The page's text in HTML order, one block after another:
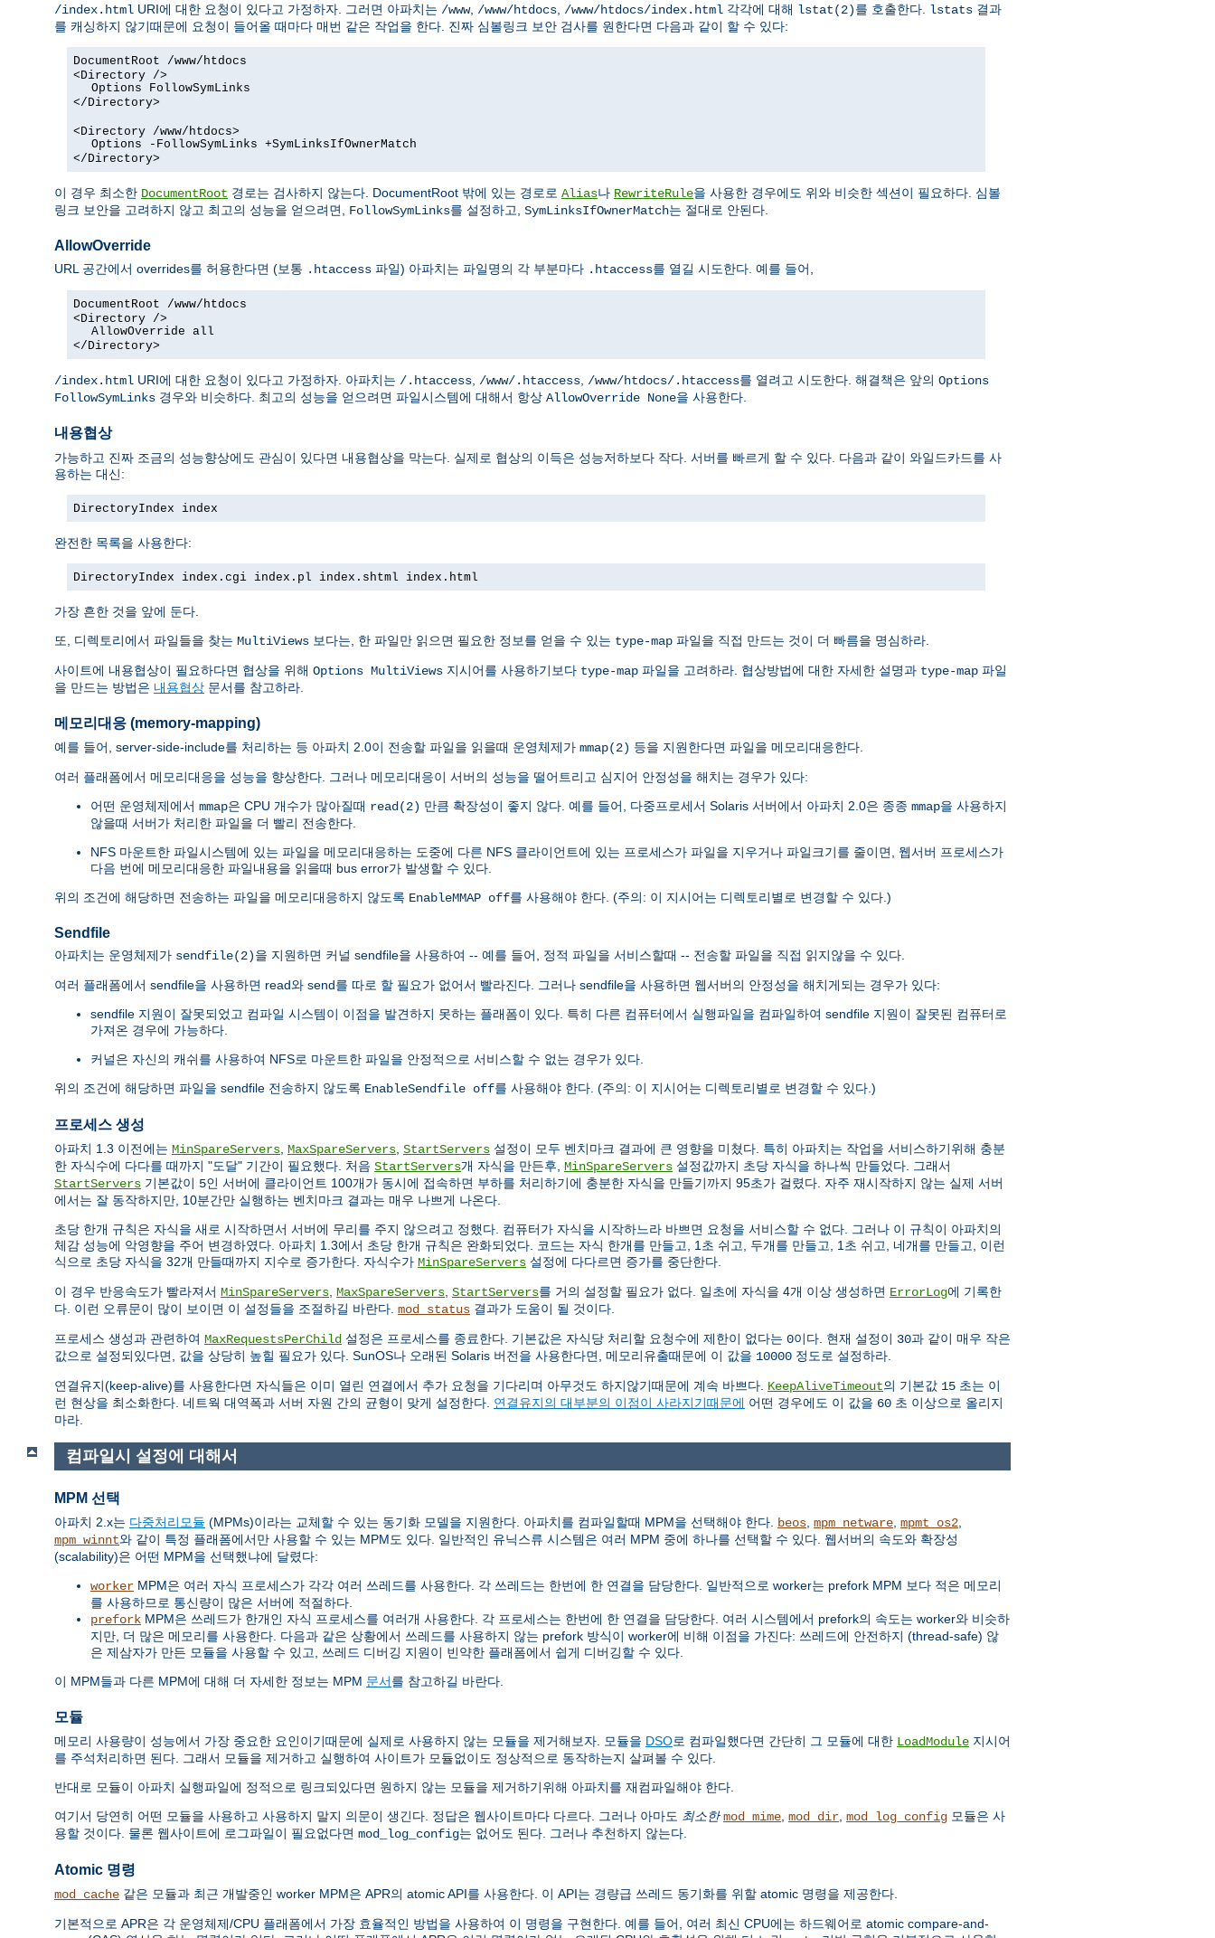
/index.html URI에 대한 요청이 있다고 가정하자. 그러면 아파치는 /www, /www/htdocs, /www/htdocs/index.html 각각에 대해 lstat(2)를 호출한다. lstats 결과
를 캐싱하지 않기때문에 요청이 들어올 때마다 매번 같은 작업을 한다. 진짜 심볼링크 보안 검사를 원한다면 다음과 같이 할 수 있다:
DocumentRoot /www/htdocs
<Directory />
Options FollowSymLinks
</Directory>
<Directory /www/htdocs>
Options -FollowSymLinks +SymLinksIfOwnerMatch
</Directory>
이 경우 최소한 DocumentRoot 경로는 검사하지 않는다. DocumentRoot 밖에 있는 경로로 Alias나 RewriteRule을 사용한 경우에도 위와 비슷한 섹션이 필요하다. 심볼
링크 보안을 고려하지 않고 최고의 성능을 얻으려면, FollowSymLinks를 설정하고, SymLinksIfOwnerMatch는 절대로 안된다.
AllowOverride
URL 공간에서 overrides를 허용한다면 (보통 .htaccess 파일) 아파치는 파일명의 각 부분마다 .htaccess를 열길 시도한다. 예를 들어,
DocumentRoot /www/htdocs
<Directory />
AllowOverride all
</Directory>
/index.html URI에 대한 요청이 있다고 가정하자. 아파치는 /.htaccess /www/.htaccess /www/htdocs/.htaccess를 열려고 시도한다. 해결책은 앞의 Options
FollowSymLinks 경우와 비슷하다. 최고의 성능을 얻으려면 파일시스템에 대해서 항상 AllowOverride None을 사용한다.
내용협상
가능하고 진짜 조금의 성능향상에도 관심이 있다면 내용협상을 막는다. 실제로 협상의 이득은 성능저하보다 작다. 서버를 빠르게 할 수 있다. 다음과 같이 와일드카드를 사
용하는 대신:
DirectoryIndex index
완전한 목록을 사용한다:
DirectoryIndex index.cgi index.pl index.shtml index.html
가장 흔한 것을 앞에 둔다.
또, 디렉토리에서 파일들을 찾는 MultiViews 보다는, 한 파일만 읽으면 필요한 정보를 얻을 수 있는 type-map 파일을 직접 만드는 것이 더 빠름을 명심하라.
사이트에 내용협상이 필요하다면 협상을 위해 Options MultiViews 지시어를 사용하기보다 type-map 파일을 고려하라. 협상방법에 대한 자세한 설명과 type-map 파일
을 만드는 방법은 내용협상 문서를 참고하라.
메모리대응 (memory-mapping)
예를 들어, server-side-include를 처리하는 등 아파치 2.0이 전송할 파일을 읽을때 운영체제가 mmap(2) 등을 지원한다면 파일을 메모리대응한다.
여러 플래폼에서 메모리대응을 성능을 향상한다. 그러나 메모리대응이 서버의 성능을 떨어트리고 심지어 안정성을 해치는 경우가 있다:
어떤 운영체제에서 mmap은 CPU 개수가 많아질때 read(2) 만큼 확장성이 좋지 않다. 예를 들어, 다중프로세서 Solaris 서버에서 아파치 2.0은 종종 mmap을 사용하지
않을때 서버가 처리한 파일을 더 빨리 전송한다.
NFS 마운트한 파일시스템에 있는 파일을 메모리대응하는 도중에 다른 NFS 클라이언트에 있는 프로세스가 파일을 지우거나 파일크기를 줄이면, 웹서버 프로세스가
다음 번에 메모리대응한 파일내용을 읽을때 bus error가 발생할 수 있다.
위의 조건에 해당하면 전송하는 파일을 메모리대응하지 않도록 EnableMMAP off를 사용해야 한다. (주의: 이 지시어는 디렉토리별로 변경할 수 있다.)
Sendfile
아파치는 운영체제가 sendfile(2)을 지원하면 커널 sendfile을 사용하여 -- 예를 들어, 정적 파일을 서비스할때 -- 전송할 파일을 직접 읽지않을 수 있다.
여러 플래폼에서 sendfile을 사용하면 read와 send를 따로 할 필요가 없어서 빨라진다. 그러나 sendfile을 사용하면 웹서버의 안정성을 해치게되는 경우가 있다:
sendfile 지원이 잘못되었고 컴파일 시스템이 이점을 발견하지 못하는 플래폼이 있다. 특히 다른 컴퓨터에서 실행파일을 컴파일하여 sendfile 지원이 잘못된 컴퓨터로
가져온 경우에 가능하다.
커널은 자신의 캐쉬를 사용하여 NFS로 마운트한 파일을 안정적으로 서비스할 수 없는 경우가 있다.
위의 조건에 해당하면 파일을 sendfile 전송하지 않도록 EnableSendfile off를 사용해야 한다. (주의: 이 지시어는 디렉토리별로 변경할 수 있다.)
프로세스 생성
아파치 1.3 이전에는 MinSpareServers, MaxSpareServers, StartServers 설정이 모두 벤치마크 결과에 큰 영향을 미쳤다. 특히 아파치는 작업을 서비스하기위해 충분
한 자식수에 다다를 때까지 "도달" 기간이 필요했다. 처음 StartServers개 자식을 만든후, MinSpareServers 설정값까지 초당 자식을 하나씩 만들었다. 그래서
StartServers 기본값이 5인 서버에 클라이언트 100개가 동시에 접속하면 부하를 처리하기에 충분한 자식을 만들기까지 95초가 걸렸다. 자주 재시작하지 않는 실제 서버
에서는 잘 동작하지만, 10분간만 실행하는 벤치마크 결과는 매우 나쁘게 나온다.
초당 한개 규칙은 자식을 새로 시작하면서 서버에 무리를 주지 않으려고 정했다. 컴퓨터가 자식을 시작하느라 바쁘면 요청을 서비스할 수 없다. 그러나 이 규칙이 아파치의
체감 성능에 악영향을 주어 변경하였다. 아파치 1.3에서 초당 한개 규칙은 완화되었다. 코드는 자식 한개를 만들고, 1초 쉬고, 두개를 만들고, 1초 쉬고, 네개를 만들고, 이런
식으로 초당 자식을 32개 만들때까지 지수로 증가한다. 자식수가 MinSpareServers 설정에 다다르면 증가를 중단한다.
이 경우 반응속도가 빨라져서 MinSpareServers, MaxSpareServers, StartServers를 거의 설정할 필요가 없다. 일초에 자식을 4개 이상 생성하면 ErrorLog에 기록한
다. 이런 오류문이 많이 보이면 이 설정들을 조절하길 바란다. mod_status 결과가 도움이 될 것이다.
프로세스 생성과 관련하여 MaxRequestsPerChild 설정은 프로세스를 종료한다. 기본값은 자식당 처리할 요청수에 제한이 없다는 0이다. 현재 설정이 30과 같이 매우 작은
값으로 설정되있다면, 값을 상당히 높힐 필요가 있다. SunOS나 오래된 Solaris 버전을 사용한다면, 메모리유출때문에 이 값을 10000 정도로 설정하라.
연결유지(keep-alive)를 사용한다면 자식들은 이미 열린 연결에서 추가 요청을 기다리며 아무것도 하지않기때문에 계속 바쁘다. KeepAliveTimeout의 기본값 15 초는 이
런 현상을 최소화한다. 네트웍 대역폭과 서버 자원 간의 균형이 맞게 설정한다. 연결유지의 대부분의 이점이 사라지기때문에 어떤 경우에도 이 값을 60 초 이상으로 올리지
마라.
컴파일시 설정에 대해서
MPM 선택
아파치 2.x는 다중처리모듈 (MPMs)이라는 교체할 수 있는 동기화 모델을 지원한다. 아파치를 컴파일할때 MPM을 선택해야 한다. beos mpm_netware mpmt_os2
mpm_winnt와 같이 특정 플래폼에서만 사용할 수 있는 MPM도 있다. 일반적인 유닉스류 시스템은 여러 MPM 중에 하나를 선택할 수 있다. 웹서버의 속도와 확장성
(scalability)은 어떤 MPM을 선택했냐에 달렸다:
worker MPM은 여러 자식 프로세스가 각각 여러 쓰레드를 사용한다. 각 쓰레드는 한번에 한 연결을 담당한다. 일반적으로 worker는 prefork MPM 보다 적은 메모리
를 사용하므로 통신량이 많은 서버에 적절하다.
prefork MPM은 쓰레드가 한개인 자식 프로세스를 여러개 사용한다. 각 프로세스는 한번에 한 연결을 담당한다. 여러 시스템에서 prefork의 속도는 worker와 비슷하
지만, 더 많은 메모리를 사용한다. 다음과 같은 상황에서 쓰레드를 사용하지 않는 prefork 방식이 worker에 비해 이점을 가진다: 쓰레드에 안전하지 (thread-safe) 않
은 제삼자가 만든 모듈을 사용할 수 있고, 쓰레드 디버깅 지원이 빈약한 플래폼에서 쉽게 디버깅할 수 있다.
이 MPM들과 다른 MPM에 대해 더 자세한 정보는 MPM 문서를 참고하길 바란다.
모듈
메모리 사용량이 성능에서 가장 중요한 요인이기때문에 실제로 사용하지 않는 모듈을 제거해보자. 모듈을 DSO로 컴파일했다면 간단히 그 모듈에 대한 LoadModule 지시어
를 주석처리하면 된다. 그래서 모듈을 제거하고 실행하여 사이트가 모듈없이도 정상적으로 동작하는지 살펴볼 수 있다.
반대로 모듈이 아파치 실행파일에 정적으로 링크되있다면 원하지 않는 모듈을 제거하기위해 아파치를 재컴파일해야 한다.
여기서 당연히 어떤 모듈을 사용하고 사용하지 말지 의문이 생긴다. 정답은 웹사이트마다 다르다. 그러나 아마도 최소한 mod_mime mod_dir mod_log_config 모듈은 사
용할 것이다. 물론 웹사이트에 로그파일이 필요없다면 mod_log_config는 없어도 된다. 그러나 추천하지 않는다.
Atomic 명령
mod_cache 같은 모듈과 최근 개발중인 worker MPM은 APR의 atomic API를 사용한다. 이 API는 경량급 쓰레드 동기화를 위할 atomic 명령을 제공한다.
기본적으로 APR은 각 운영체제/CPU 플래폼에서 가장 효율적인 방법을 사용하여 이 명령을 구현한다. 예를 들어, 여러 최신 CPU에는 하드웨어로 atomic compare-and-